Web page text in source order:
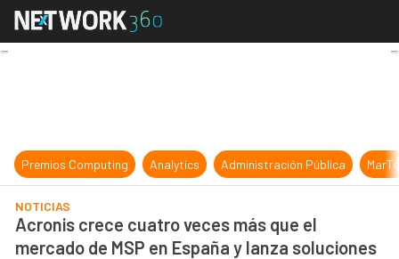
Acronis crece cuatro veces más
Premios Computing Analytics Administración Pública
NOTICIAS
Acronis crece cuatro veces más que el
mercado de MSP en España y lanza soluciones